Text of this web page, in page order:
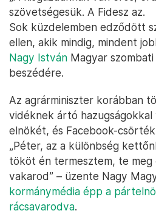
szövetségesük. A Fidesz az.
Sok küzdelemben edződött
ellen, akik mindig, mindent
Nagy István Magyar
beszédére.
Az agrárminiszter korábban
vidéknek ártó hazugságokkal
elnökét, és Facebook-
„Péter, az a különbség
tököt én termesztem, te meg
vakarod” – üzente Nagy
kormánymédia épp a
rácsavarodva.